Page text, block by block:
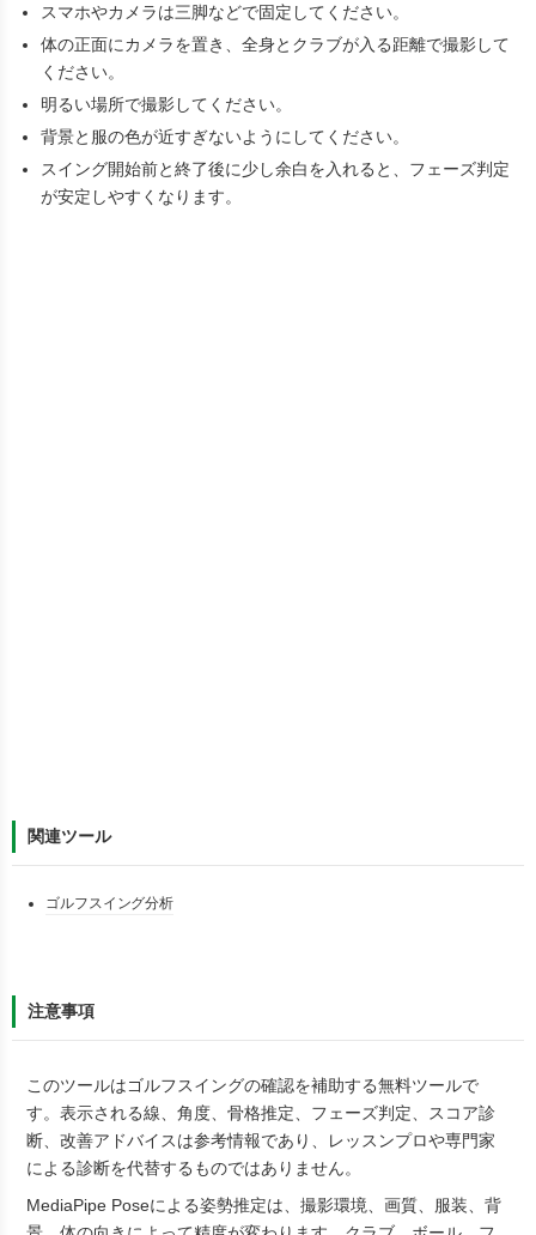
スマホやカメラは三脚などで固定してください。
体の正面にカメラを置き、全身とクラブが入る距離で撮影して
ください。
明るい場所で撮影してください。
背景と服の色が近すぎないようにしてください。
スイング開始前と終了後に少し余白を入れると、フェーズ判定
が安定しやすくなります。
関連ツール
ゴルフスイング分析
注意事項
このツールはゴルフスイングの確認を補助する無料ツールで
す。表示される線、角度、骨格推定、フェーズ判定、スコア診
断、改善アドバイスは参考情報であり、レッスンプロや専門家
による診断を代替するものではありません。
MediaPipe Poseによる姿勢推定は、撮影環境、画質、服装、背